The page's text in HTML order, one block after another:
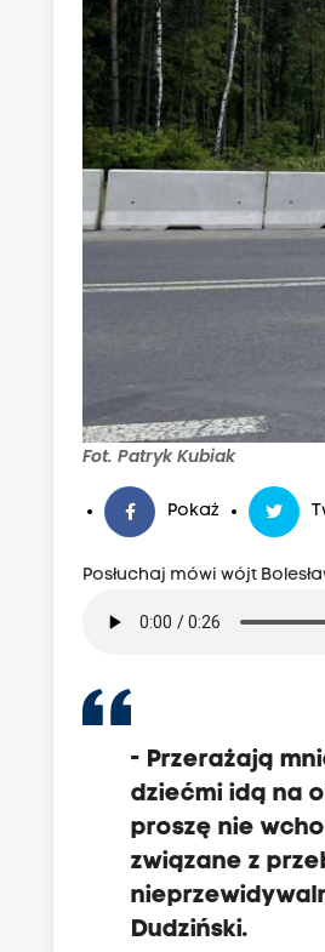
Fot. Patryk Kubiak
Pokaż
Posłuchaj mówi wójt
- Przerażają
dziećmi idą na
proszę nie
związane z
Dudziński.